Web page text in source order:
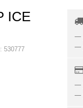
ICE
530777